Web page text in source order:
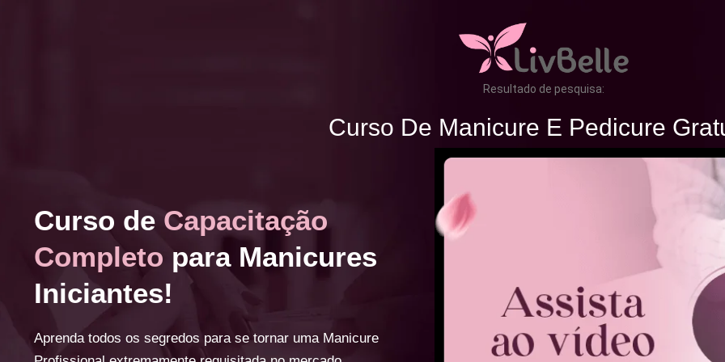
Resultado de pesquisa:
Curso De Manicure E Pedicure
Curso de Capacitação
Completo para Manicures
Iniciantes!
Aprenda todos os segredos para se tornar uma Manicure